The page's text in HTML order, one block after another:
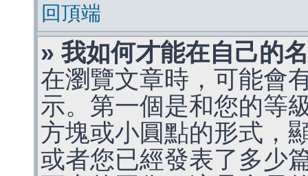
回頂端
» 我如何才能在自己的
在瀏覽文章時，可能會
示。第一個是和您的等
方塊或小圓點的形式，
或者您已經發表了多少